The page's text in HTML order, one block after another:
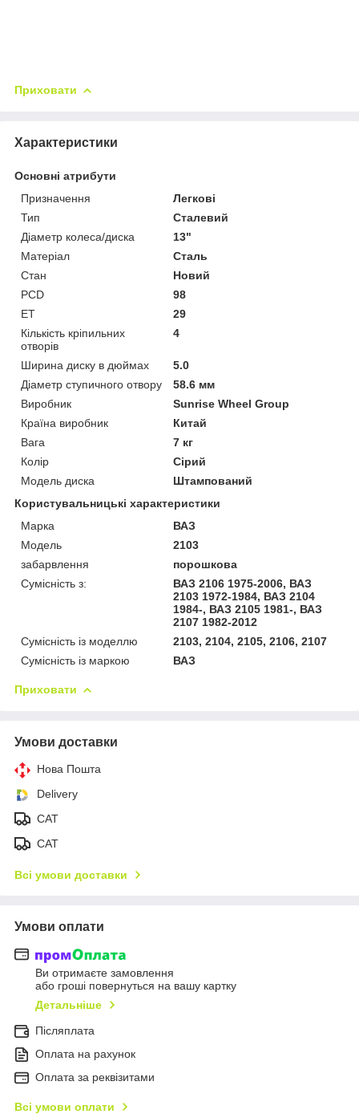
Приховати
Характеристики
Основні атрибути
Призначення
Легкові
Тип
Сталевий
Діаметр колеса/диска
13"
Матеріал
Сталь
Стан
Новий
PCD
98
ET
29
Кількість кріпильних
отворів
4
Ширина диску в дюймах
5.0
Діаметр ступичного отвору
58.6 мм
Виробник
Sunrise Wheel Group
Країна виробник
Китай
Вага
7 кг
Колір
Сірий
Модель диска
Штампований
Користувальницькі характеристики
Марка
ВАЗ
Модель
2103
забарвлення
порошкова
Сумісність з:
ВАЗ 2106 1975-2006, ВАЗ
2103 1972-1984, ВАЗ 2104
1984-, ВАЗ 2105 1981-, ВАЗ
2107 1982-2012
Сумісність із моделлю
2103, 2104, 2105, 2106, 2107
Сумісність із маркою
ВАЗ
Приховати
Умови доставки
Нова Пошта
Delivery
САТ
САТ
Всі умови доставки
Умови оплати
Ви отримаєте замовлення
або гроші повернуться на вашу картку
Детальніше
Післяплата
Оплата на рахунок
Оплата за реквізитами
Всі умови оплати